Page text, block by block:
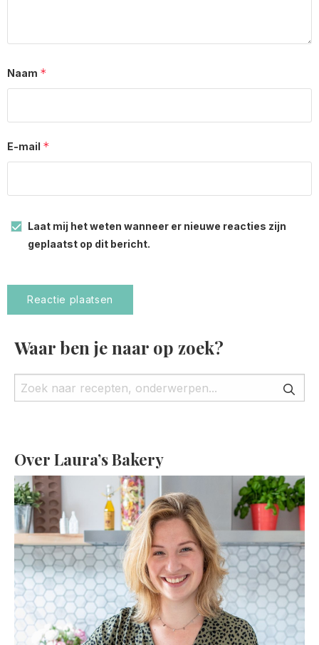
Naam *
E-mail *
Laat mij het weten wanneer er nieuwe reacties zijn
geplaatst op dit bericht.
Waar ben je naar op zoek?
Over Laura’s Bakery